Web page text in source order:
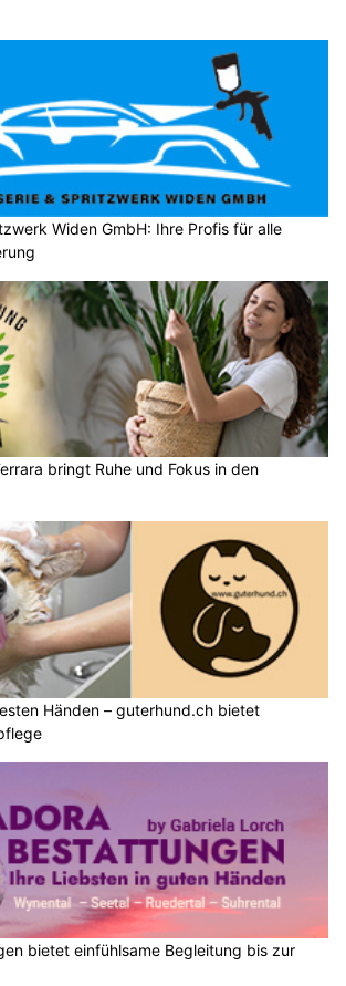
Widen GmbH: Ihre Profis für alle
bringt Ruhe und Fokus in den
Händen – guterhund.ch bietet
bietet einfühlsame Begleitung bis zur